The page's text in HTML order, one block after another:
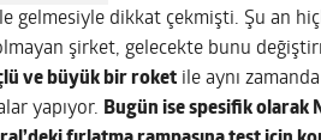
gelmesiyle dikkat çekmişti. Şu an
şirket, gelecekte bunu
ve büyük bir roket ile aynı zamanda
yapıyor. Bugün ise spesifik olarak